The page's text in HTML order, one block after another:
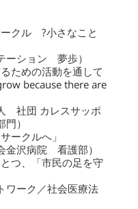
クル ?小さなこと
ーション 夢歩）
ための活動を通して
because there are
社団 カレスサッポ
）
ークルへ」
沢病院 看護部）
つ、「市民の足を守
ーク／社会医療法